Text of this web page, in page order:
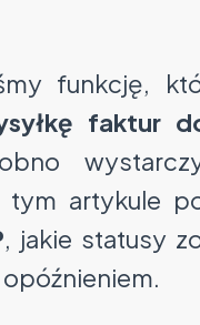
funkcję,
faktur
artykule
, jakie statusy